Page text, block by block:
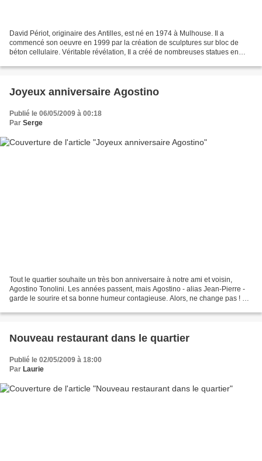
David Périot, originaire des Antilles, est né en 1974 à Mulhouse. Il a
commencé son oeuvre en 1999 par la création de sculptures sur bloc de
béton cellulaire. Véritable révélation, Il a créé de nombreuses statues en
Joyeux anniversaire Agostino
Publié le 06/05/2009 à 00:18
Par Serge
Tout le quartier souhaite un très bon anniversaire à notre ami et voisin,
Agostino Tonolini. Les années passent, mais Agostino - alias Jean-Pierre -
garde le sourire et sa bonne humeur contagieuse. Alors, ne change pas ! Et
Nouveau restaurant dans le quartier
Publié le 02/05/2009 à 18:00
Par Laurie